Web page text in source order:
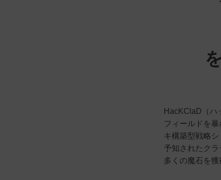
HacKClaD（ハ
フィールドを
キ構築型戦略
予知されたク
多くの魔石を